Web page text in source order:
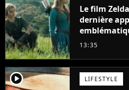
Le film
dernière
13:35
player2 LIFESTYLE